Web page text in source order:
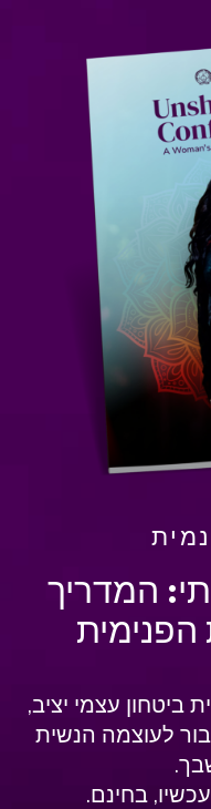
המדריך
ביטחון עצמי יציב,
לעוצמה הנשית
בחינם.